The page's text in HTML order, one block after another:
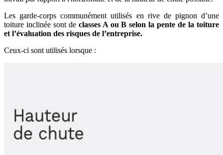
Les garde-corps communément utilisés en rive de pignon d’une
toiture inclinée sont de classes A ou B selon la pente de la toiture
et l’évaluation des risques de l’entreprise.
Ceux-ci sont utilisés lorsque :